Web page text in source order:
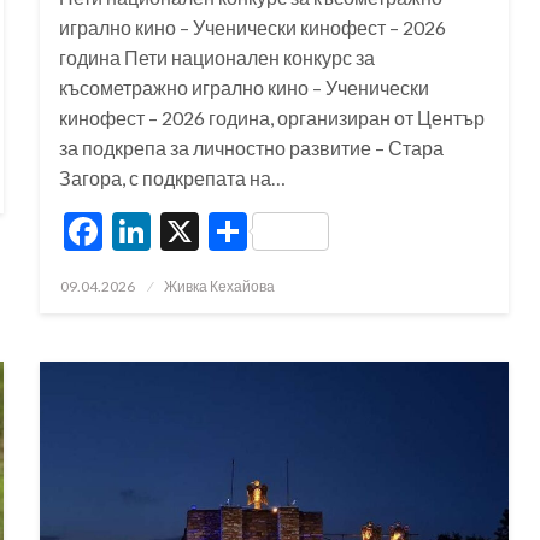
игрално кино – Ученически кинофест – 2026
година Пети национален конкурс за
късометражно игрално кино – Ученически
кинофест – 2026 година, организиран от Център
за подкрепа за личностно развитие – Стара
Загора, с подкрепата на…
Facebook
LinkedIn
X Share
Posted
09.04.2026 Живка Кехайова